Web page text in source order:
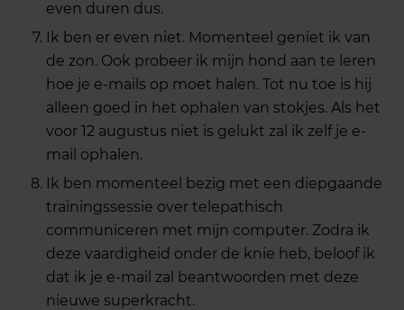
even duren dus.
Ik ben er even niet. Momenteel geniet ik van
de zon. Ook probeer ik mijn hond aan te leren
hoe je e-mails op moet halen. Tot nu toe is hij
alleen goed in het ophalen van stokjes. Als het
voor 12 augustus niet is gelukt zal ik zelf je e-
mail ophalen.
Ik ben momenteel bezig met een diepgaande
trainingssessie over telepathisch
communiceren met mijn computer. Zodra ik
deze vaardigheid onder de knie heb, beloof ik
dat ik je e-mail zal beantwoorden met deze
nieuwe superkracht.